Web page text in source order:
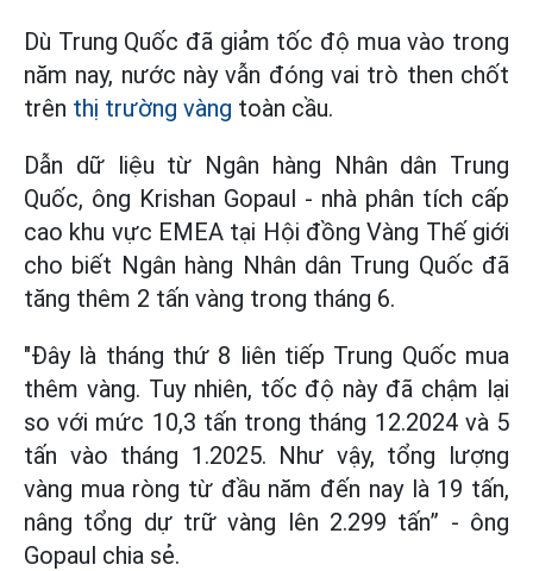
Dù Trung Quốc đã giảm tốc độ mua vào trong
năm nay, nước này vẫn đóng vai trò then chốt
trên thị trường vàng toàn cầu.
Dẫn dữ liệu từ Ngân hàng Nhân dân Trung
Quốc, ông Krishan Gopaul - nhà phân tích cấp
cao khu vực EMEA tại Hội đồng Vàng Thế giới
cho biết Ngân hàng Nhân dân Trung Quốc đã
tăng thêm 2 tấn vàng trong tháng 6.
"Đây là tháng thứ 8 liên tiếp Trung Quốc mua
thêm vàng. Tuy nhiên, tốc độ này đã chậm lại
so với mức 10,3 tấn trong tháng 12.2024 và 5
tấn vào tháng 1.2025. Như vậy, tổng lượng
vàng mua ròng từ đầu năm đến nay là 19 tấn,
nâng tổng dự trữ vàng lên 2.299 tấn” - ông
Gopaul chia sẻ.